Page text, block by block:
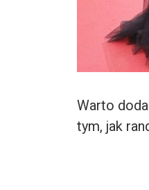
Warto
tym, jak